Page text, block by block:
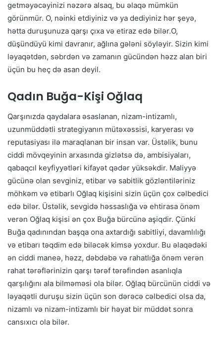
getməyəcəyinizi nəzərə alsaq, bu əlaqə mümkün
görünmür. O, nəinki etdiyiniz və ya dediyiniz hər şeyə,
hətta duruşunuza qarşı çıxa və etiraz edə bilər.O,
düşündüyü kimi davranır, ağlına gələni söyləyir. Sizin kimi
ləyaqətdən, səbrdən və zamanın gücündən həzz alan biri
üçün bu heç də asan deyil.
Qadın Buğa-Kişi Oğlaq
Qarşınızda qaydalara əsaslanan, nizam-intizamlı,
uzunmüddətli strategiyanın mütəxəssisi, karyerası və
reputasiyası ilə maraqlanan bir insan var. Üstəlik, bunu
ciddi mövqeyinin arxasında gizlətsə də, ambisiyaları,
qabaqcıl keyfiyyətləri kifayət qədər yüksəkdir. Maliyyə
gücünə olan sevginiz, etibar və sabitlik gözləntiləriniz
möhkəm və etibarlı Oğlaq kişisini sizin üçün çox cəlbedici
edə bilər. Üstəlik, sevgidə həssaslığa və ehtirasa önəm
verən Oğlaq kişisi ən çox Buğa bürcünə aşiqdir. Çünki
Buğa qadınından başqa ona axtardığı sabitliyi, davamlılığı
və etibarı təqdim edə biləcək kimsə yoxdur. Bu əlaqədəki
ən ciddi maneə, həzz, dəbdəbə və rahatlığa önəm verən
rahat tərəflərinizin qarşı tərəf tərəfindən asanlıqla
qarşılığını ala bilməməsi ola bilər. Oğlaq bürcünün ciddi və
ləyaqətli duruşu sizin üçün son dərəcə cəlbedici olsa da,
nizamlı və nizam-intizamlı bir həyat bir müddət sonra
cansıxıcı ola bilər.